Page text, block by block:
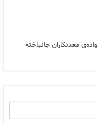
معدنکاران جانباخته